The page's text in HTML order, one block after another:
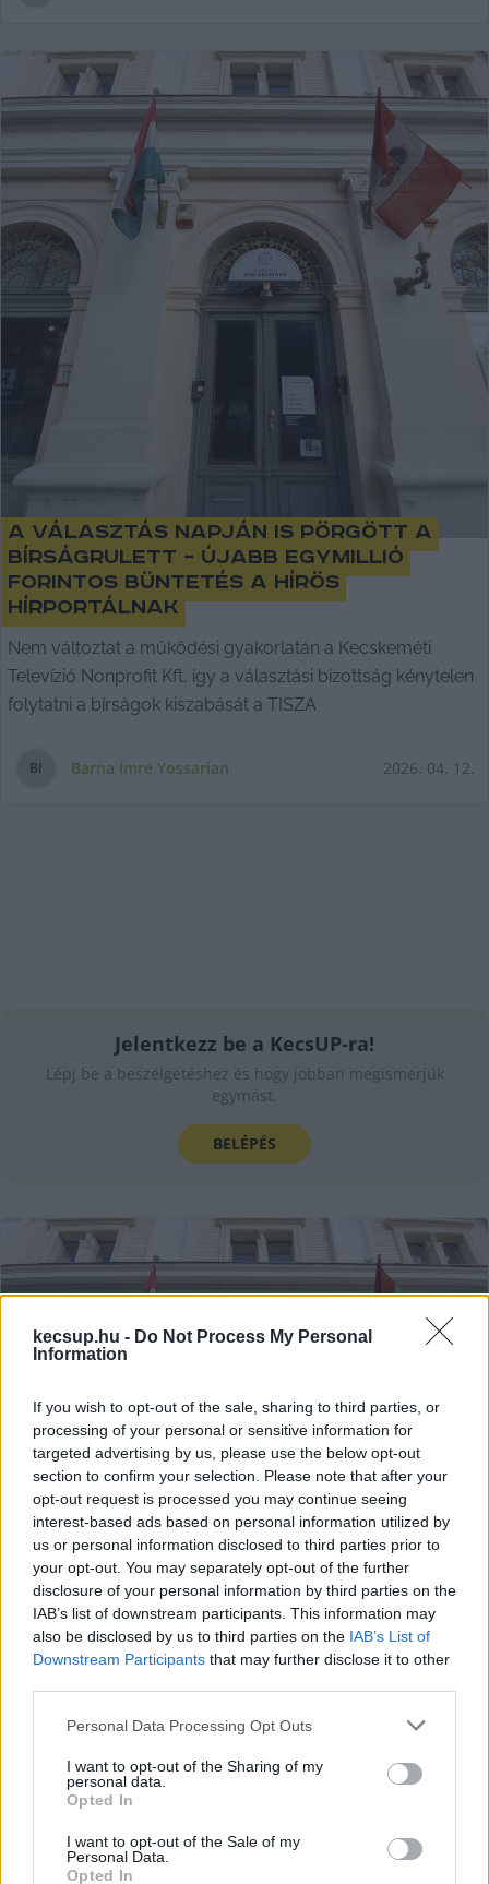
kecsup.hu - Do Not Process My Personal
Information
If you wish to opt-out of the sale, sharing to third parties, or
processing of your personal or sensitive information for
targeted advertising by us, please use the below opt-out
section to confirm your selection. Please note that after your
opt-out request is processed you may continue seeing
interest-based ads based on personal information utilized by
us or personal information disclosed to third parties prior to
your opt-out. You may separately opt-out of the further
disclosure of your personal information by third parties on the
IAB’s list of downstream participants. This information may
also be disclosed by us to third parties on the IAB’s List of
Downstream Participants that may further disclose it to other
Please note that this website/app uses one or more Google
not limited to your visit or usage behaviour. You may click to
grant or deny consent to Google and its third-party tags to
use your data for below specified purposes in below Google
consent section.
Personal Data Processing Opt Outs
I want to opt-out of the Sharing of my
personal data.
Opted In
I want to opt-out of the Sale of my
Personal Data.
Opted In
A választás napján is pörgött a
bírságrulett – újabb egymillió
forintos büntetés a Hírös
hírportálnak
Nem változtat a működési gyakorlatán a Kecskeméti
Televízió Nonprofit Kft, így a választási bizottság kénytelen
folytatni a bírságok kiszabását a TISZA
BI Barna Imre Yossarian 2026. 04. 12.
Jelentkezz be a KecsUP-ra!
Lépj be a beszélgetéshez és hogy jobban megismerjük
egymást.
BELÉPÉS
A Szövetség levélben reagált a
Kecskeméti Televízió bírságaira,
vált a tisztségére
A Szövetség a Hírös Városért Egyesület
képviselőcsoportja szerint a Kecskeméti Televízió
Nonprofit Kft. működése összeegyeztethetetlen mindazzal